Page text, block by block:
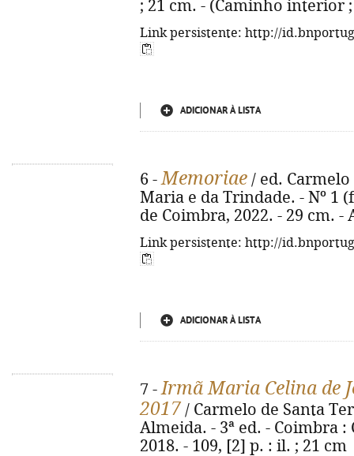
; 21 cm. - (Caminho interior ;
Link persistente: http://
ADICIONAR À LISTA
6 -Memoriae / ed.
Maria e da Trindade. - Nº 1
de Coimbra, 2022. - 29 cm. -
Link persistente: http://
ADICIONAR À LISTA
7 -Irmã Maria Celina de
2017 / Carmelo de Santa
Almeida. - 3ª ed. - Coimbra :
2018. - 109, [2] p. : il. ; 21 cm